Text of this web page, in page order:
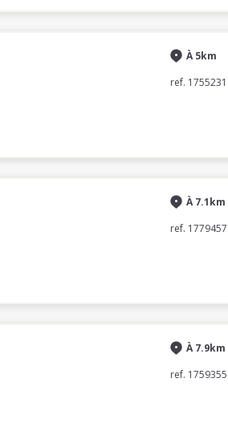
À 5km
ref. 1755231
À 7.1km
ref. 1779457
À 7.9km
ref. 1759355